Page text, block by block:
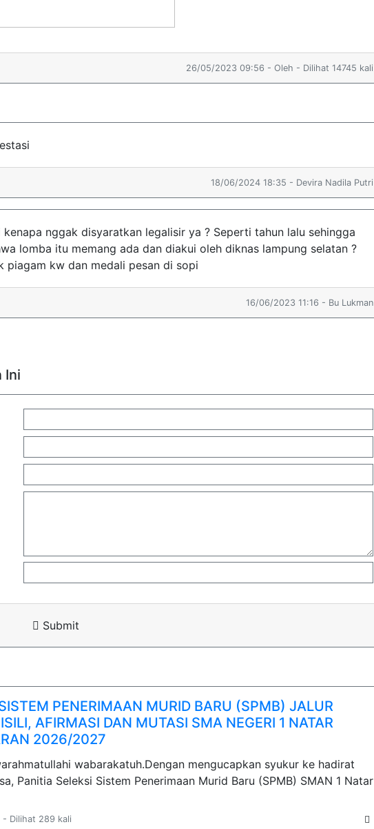
26/05/2023 09:56 - Oleh - Dilihat 14745 kali
18/06/2024 18:35 - Devira Nadila Putri
nggak disyaratkan legalisir ya ? Seperti tahun lalu sehingga
lomba itu memang ada dan diakui oleh diknas lampung selatan ?
piagam kw dan medali pesan di sopi
16/06/2023 11:16 - Bu Lukman
Ini
Submit
PENERIMAAN MURID BARU (SPMB) JALUR
AFIRMASI DAN MUTASI SMA NEGERI 1 NATAR
2026/2027
wabarakatuh.Dengan mengucapkan syukur ke hadirat
Panitia Seleksi Sistem Penerimaan Murid Baru (SPMB) SMAN 1 Natar
Dilihat 289 kali